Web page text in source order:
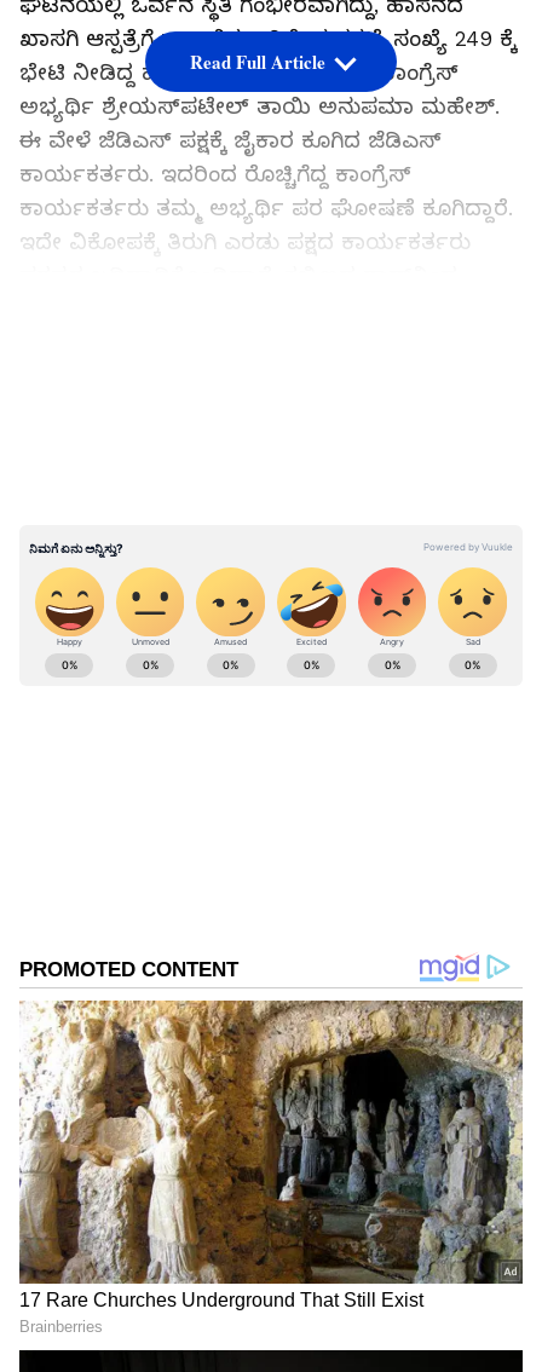
ಘಟನೆಯಲ್ಲಿ ಓರ್ವನ ಸ್ಥಿತಿ ಗಂಭೀರವಾಗಿದ್ದು, ಹಾಸನದ
ಖಾಸಗಿ ಆಸ್ಪತ್ರೆಗೆ ದಾಖಲಿಸಲಾಗಿದೆ. ಮತಗಟ್ಟೆ ಸಂಖ್ಯೆ 249 ಕ್ಕೆ
ಭೇಟಿ ನೀಡಿದ್ದ ಹಾಸನ ಲೋಕಸಭಾ ಕ್ಷೇತ್ರದ ಕಾಂಗ್ರೆಸ್
ಅಭ್ಯರ್ಥಿ ಶ್ರೇಯಸ್‌ಪಟೇಲ್ ತಾಯಿ ಅನುಪಮಾ ಮಹೇಶ್.
ಈ ವೇಳೆ ಜೆಡಿಎಸ್ ಪಕ್ಷಕ್ಕೆ ಜೈಕಾರ ಕೂಗಿದ ಜೆಡಿಎಸ್
ಕಾರ್ಯಕರ್ತರು. ಇದರಿಂದ ರೊಚ್ಚಿಗೆದ್ದ ಕಾಂಗ್ರೆಸ್
ಕಾರ್ಯಕರ್ತರು ತಮ್ಮ ಅಭ್ಯರ್ಥಿ ಪರ ಘೋಷಣೆ ಕೂಗಿದ್ದಾರೆ.
ಇದೇ ವಿಕೋಪಕ್ಕೆ ತಿರುಗಿ ಎರಡು ಪಕ್ಷದ ಕಾರ್ಯಕರ್ತರು
Read Full Article
ABOUT THE AUTHOR